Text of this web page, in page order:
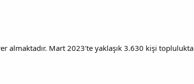
almaktadır. Mart 2023'te yaklaşık 3.630 kişi toplulukta